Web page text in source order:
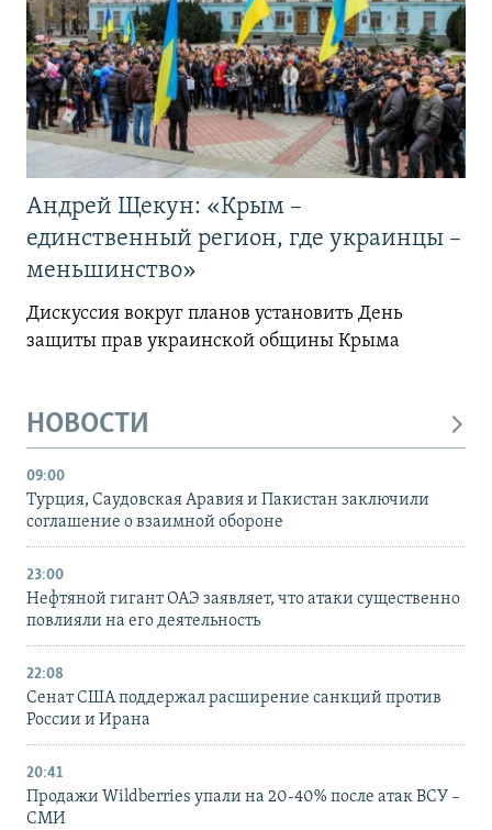
Андрей Щекун: «Крым –
единственный регион, где украинцы –
меньшинство»
Дискуссия вокруг планов установить День
защиты прав украинской общины Крыма
НОВОСТИ
09:00
Турция, Саудовская Аравия и Пакистан заключили
соглашение о взаимной обороне
23:00
Нефтяной гигант ОАЭ заявляет, что атаки существенно
повлияли на его деятельность
22:08
Сенат США поддержал расширение санкций против
России и Ирана
20:41
Продажи Wildberries упали на 20-40% после атак ВСУ –
СМИ